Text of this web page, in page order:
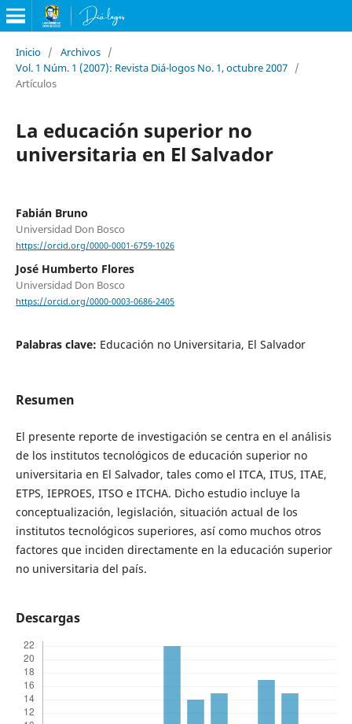
Inicio / Archivos /
Vol. 1 Núm. 1 (2007): Revista Diá-logos No. 1, octubre 2007 /
Artículos
La educación superior no
universitaria en El Salvador
Fabián Bruno
Universidad Don Bosco
https://orcid.org/0000-0001-6759-1026
José Humberto Flores
Universidad Don Bosco
https://orcid.org/0000-0003-0686-2405
Palabras clave: Educación no Universitaria, El Salvador
Resumen
El presente reporte de investigación se centra en el análisis
de los institutos tecnológicos de educación superior no
universitaria en El Salvador, tales como el ITCA, ITUS, ITAE,
ETPS, IEPROES, ITSO e ITCHA. Dicho estudio incluye la
conceptualización, legislación, situación actual de los
institutos tecnológicos superiores, así como muchos otros
factores que inciden directamente en la educación superior
no universitaria del país.
Descargas